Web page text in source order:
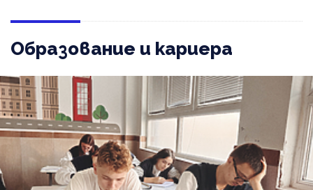
Образование и кариера